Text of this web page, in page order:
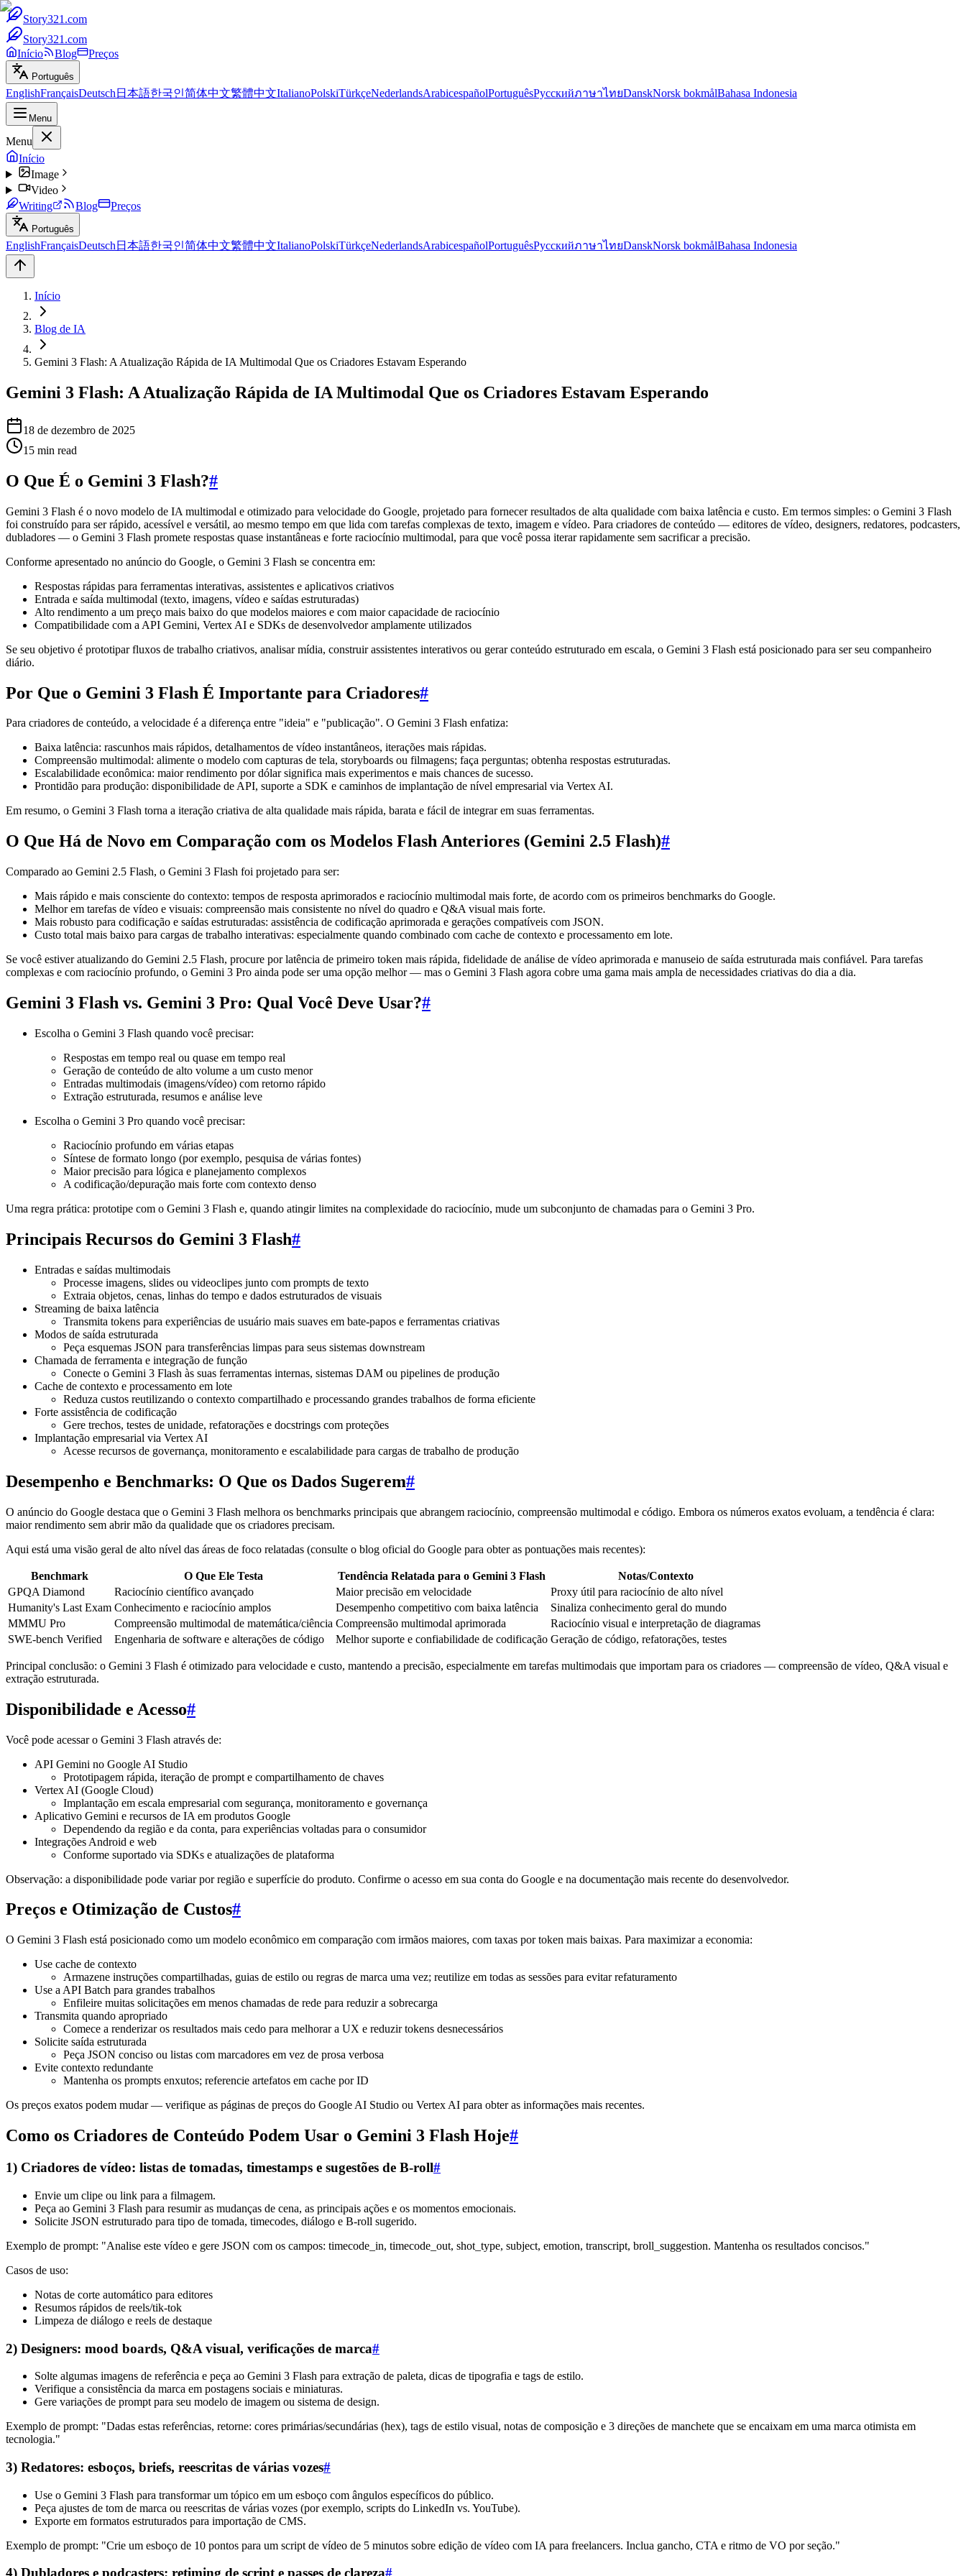
Story321.com
Story321.com
Início
Blog Preços
Português
EnglishFrançaisDeutsch 日本語한국인简体中文繁體中文ItalianoPolskiTürkçeNederlandsArabicespañolPortuguêsРусскийภาษาไทยDanskNorsk bokmålBahasa Indonesia
Menu
Menu
Início
Image
Video
Writing
Blog Preços
Português
EnglishFrançaisDeutsch 日本語한국인简体中文繁體中文ItalianoPolskiTürkçeNederlandsArabicespañolPortuguêsРусскийภาษาไทยDanskNorsk bokmålBahasa Indonesia
Início
Blog de IA
Gemini 3 Flash: A Atualização Rápida de IA Multimodal Que os Criadores Estavam Esperando
Gemini 3 Flash: A Atualização Rápida de IA Multimodal Que os Criadores Estavam Esperando
18 de dezembro de 2025
15 min read
O Que É o Gemini 3 Flash?#
Gemini 3 Flash é o novo modelo de IA multimodal e otimizado para velocidade do Google, projetado para fornecer resultados de alta qualidade com baixa latência e custo. Em termos simples: o Gemini 3 Flash
foi construído para ser rápido, acessível e versátil, ao mesmo tempo em que lida com tarefas complexas de texto, imagem e vídeo. Para criadores de conteúdo — editores de vídeo, designers, redatores, podcasters,
dubladores — o Gemini 3 Flash promete respostas quase instantâneas e forte raciocínio multimodal, para que você possa iterar rapidamente sem sacrificar a precisão.
Conforme apresentado no anúncio do Google, o Gemini 3 Flash se concentra em:
Respostas rápidas para ferramentas interativas, assistentes e aplicativos criativos
Entrada e saída multimodal (texto, imagens, vídeo e saídas estruturadas)
Alto rendimento a um preço mais baixo do que modelos maiores e com maior capacidade de raciocínio
Compatibilidade com a API Gemini, Vertex AI e SDKs de desenvolvedor amplamente utilizados
Se seu objetivo é prototipar fluxos de trabalho criativos, analisar mídia, construir assistentes interativos ou gerar conteúdo estruturado em escala, o Gemini 3 Flash está posicionado para ser seu companheiro
diário.
Por Que o Gemini 3 Flash É Importante para Criadores#
Para criadores de conteúdo, a velocidade é a diferença entre "ideia" e "publicação". O Gemini 3 Flash enfatiza:
Baixa latência: rascunhos mais rápidos, detalhamentos de vídeo instantâneos, iterações mais rápidas.
Compreensão multimodal: alimente o modelo com capturas de tela, storyboards ou filmagens; faça perguntas; obtenha respostas estruturadas.
Escalabilidade econômica: maior rendimento por dólar significa mais experimentos e mais chances de sucesso.
Prontidão para produção: disponibilidade de API, suporte a SDK e caminhos de implantação de nível empresarial via Vertex AI.
Em resumo, o Gemini 3 Flash torna a iteração criativa de alta qualidade mais rápida, barata e fácil de integrar em suas ferramentas.
O Que Há de Novo em Comparação com os Modelos Flash Anteriores (Gemini 2.5 Flash)#
Comparado ao Gemini 2.5 Flash, o Gemini 3 Flash foi projetado para ser:
Mais rápido e mais consciente do contexto: tempos de resposta aprimorados e raciocínio multimodal mais forte, de acordo com os primeiros benchmarks do Google.
Melhor em tarefas de vídeo e visuais: compreensão mais consistente no nível do quadro e Q&A visual mais forte.
Mais robusto para codificação e saídas estruturadas: assistência de codificação aprimorada e gerações compatíveis com JSON.
Custo total mais baixo para cargas de trabalho interativas: especialmente quando combinado com cache de contexto e processamento em lote.
Se você estiver atualizando do Gemini 2.5 Flash, procure por latência de primeiro token mais rápida, fidelidade de análise de vídeo aprimorada e manuseio de saída estruturada mais confiável. Para tarefas
complexas e com raciocínio profundo, o Gemini 3 Pro ainda pode ser uma opção melhor — mas o Gemini 3 Flash agora cobre uma gama mais ampla de necessidades criativas do dia a dia.
Gemini 3 Flash vs. Gemini 3 Pro: Qual Você Deve Usar?#
Escolha o Gemini 3 Flash quando você precisar:
Respostas em tempo real ou quase em tempo real
Geração de conteúdo de alto volume a um custo menor
Entradas multimodais (imagens/vídeo) com retorno rápido
Extração estruturada, resumos e análise leve
Escolha o Gemini 3 Pro quando você precisar:
Raciocínio profundo em várias etapas
Síntese de formato longo (por exemplo, pesquisa de várias fontes)
Maior precisão para lógica e planejamento complexos
A codificação/depuração mais forte com contexto denso
Uma regra prática: prototipe com o Gemini 3 Flash e, quando atingir limites na complexidade do raciocínio, mude um subconjunto de chamadas para o Gemini 3 Pro.
Principais Recursos do Gemini 3 Flash#
Entradas e saídas multimodais
Processe imagens, slides ou videoclipes junto com prompts de texto
Extraia objetos, cenas, linhas do tempo e dados estruturados de visuais
Streaming de baixa latência
Transmita tokens para experiências de usuário mais suaves em bate-papos e ferramentas criativas
Modos de saída estruturada
Peça esquemas JSON para transferências limpas para seus sistemas downstream
Chamada de ferramenta e integração de função
Conecte o Gemini 3 Flash às suas ferramentas internas, sistemas DAM ou pipelines de produção
Cache de contexto e processamento em lote
Reduza custos reutilizando o contexto compartilhado e processando grandes trabalhos de forma eficiente
Forte assistência de codificação
Gere trechos, testes de unidade, refatorações e docstrings com proteções
Implantação empresarial via Vertex AI
Acesse recursos de governança, monitoramento e escalabilidade para cargas de trabalho de produção
Desempenho e Benchmarks: O Que os Dados Sugerem#
O anúncio do Google destaca que o Gemini 3 Flash melhora os benchmarks principais que abrangem raciocínio, compreensão multimodal e código. Embora os números exatos evoluam, a tendência é clara:
maior rendimento sem abrir mão da qualidade que os criadores precisam.
Aqui está uma visão geral de alto nível das áreas de foco relatadas (consulte o blog oficial do Google para obter as pontuações mais recentes):
Benchmark O Que Ele Testa Tendência Relatada para o Gemini 3 Flash
Notas/Contexto
GPQA Diamond
Raciocínio científico avançado Maior precisão em velocidade
Proxy útil para raciocínio de alto nível
Humanity's Last Exam Conhecimento e raciocínio amplos Desempenho competitivo com baixa latência
Sinaliza conhecimento geral do mundo
MMMU Pro
Compreensão multimodal de matemática/ciência Compreensão multimodal aprimorada
Raciocínio visual e interpretação de diagramas
SWE-bench Verified
Engenharia de software e alterações de código Melhor suporte e confiabilidade de codificação Geração de código, refatorações, testes
Principal conclusão: o Gemini 3 Flash é otimizado para velocidade e custo, mantendo a precisão, especialmente em tarefas multimodais que importam para os criadores — compreensão de vídeo, Q&A visual e
extração estruturada.
Disponibilidade e Acesso#
Você pode acessar o Gemini 3 Flash através de:
API Gemini no Google AI Studio
Prototipagem rápida, iteração de prompt e compartilhamento de chaves
Vertex AI (Google Cloud)
Implantação em escala empresarial com segurança, monitoramento e governança
Aplicativo Gemini e recursos de IA em produtos Google
Dependendo da região e da conta, para experiências voltadas para o consumidor
Integrações Android e web
Conforme suportado via SDKs e atualizações de plataforma
Observação: a disponibilidade pode variar por região e superfície do produto. Confirme o acesso em sua conta do Google e na documentação mais recente do desenvolvedor.
Preços e Otimização de Custos#
O Gemini 3 Flash está posicionado como um modelo econômico em comparação com irmãos maiores, com taxas por token mais baixas. Para maximizar a economia:
Use cache de contexto
Armazene instruções compartilhadas, guias de estilo ou regras de marca uma vez; reutilize em todas as sessões para evitar refaturamento
Use a API Batch para grandes trabalhos
Enfileire muitas solicitações em menos chamadas de rede para reduzir a sobrecarga
Transmita quando apropriado
Comece a renderizar os resultados mais cedo para melhorar a UX e reduzir tokens desnecessários
Solicite saída estruturada
Peça JSON conciso ou listas com marcadores em vez de prosa verbosa
Evite contexto redundante
Mantenha os prompts enxutos; referencie artefatos em cache por ID
Os preços exatos podem mudar — verifique as páginas de preços do Google AI Studio ou Vertex AI para obter as informações mais recentes.
Como os Criadores de Conteúdo Podem Usar o Gemini 3 Flash Hoje#
1) Criadores de vídeo: listas de tomadas, timestamps e sugestões de B-roll#
Envie um clipe ou link para a filmagem.
Peça ao Gemini 3 Flash para resumir as mudanças de cena, as principais ações e os momentos emocionais.
Solicite JSON estruturado para tipo de tomada, timecodes, diálogo e B-roll sugerido.
Exemplo de prompt: "Analise este vídeo e gere JSON com os campos: timecode_in, timecode_out, shot_type, subject, emotion, transcript, broll_suggestion. Mantenha os resultados concisos."
Casos de uso:
Notas de corte automático para editores
Resumos rápidos de reels/tik-tok
Limpeza de diálogo e reels de destaque
2) Designers: mood boards, Q&A visual, verificações de marca#
Solte algumas imagens de referência e peça ao Gemini 3 Flash para extração de paleta, dicas de tipografia e tags de estilo.
Verifique a consistência da marca em postagens sociais e miniaturas.
Gere variações de prompt para seu modelo de imagem ou sistema de design.
Exemplo de prompt: "Dadas estas referências, retorne: cores primárias/secundárias (hex), tags de estilo visual, notas de composição e 3 direções de manchete que se encaixam em uma marca otimista em
tecnologia."
3) Redatores: esboços, briefs, reescritas de várias vozes#
Use o Gemini 3 Flash para transformar um tópico em um esboço com ângulos específicos do público.
Peça ajustes de tom de marca ou reescritas de várias vozes (por exemplo, scripts do LinkedIn vs. YouTube).
Exporte em formatos estruturados para importação de CMS.
Exemplo de prompt: "Crie um esboço de 10 pontos para um script de vídeo de 5 minutos sobre edição de vídeo com IA para freelancers. Inclua gancho, CTA e ritmo de VO por seção."